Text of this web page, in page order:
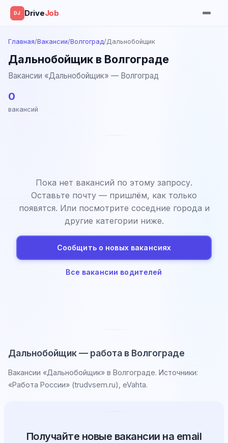
DJ DriveJob
Главная/Вакансии/Волгоград/Дальнобойщик
Дальнобойщик в Волгограде
Вакансии «Дальнобойщик» — Волгоград
0
вакансий
Пока нет вакансий по этому запросу.
Оставьте почту — пришлём, как только
появятся. Или посмотрите соседние города и
другие категории ниже.
Сообщить о новых вакансиях
Все вакансии водителей
Дальнобойщик — работа в Волгограде
Вакансии «Дальнобойщик» в Волгограде. Источники:
«Работа России» (trudvsem.ru), eVahta.
Получайте новые вакансии на email